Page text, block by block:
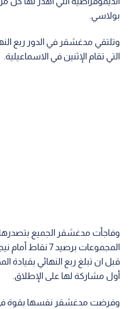
بولاسي.
وتلتقي مدغشقر في الدور ربع
التي تقام الإثنين في الاسماعيلية.
وفاجأت مدغشقر الجميع بتصدرها
قبل ان تبلغ ربع النهائي بقيادة
أول مشاركة لها على الإطلاق.
وفرضت مدغشقر نفسها بقوة في